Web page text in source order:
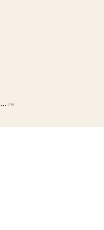
PR